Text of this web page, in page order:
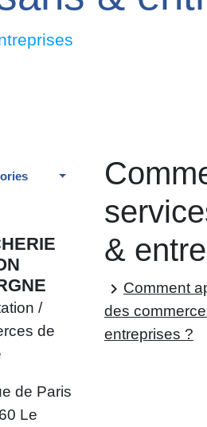
/
de
de Paris
Le
&
keyboard_arrow_right Comment
des
entreprises ?